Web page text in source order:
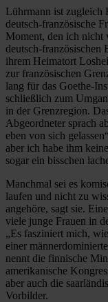
Lührmann ist zugleich
deutsch-französische
Moment, den ich nicht
deutsch-französischen
ihrem Heimatort
zur französischen
lang für das Goethe-
schließlich zum
in der Grenzregion.
Abgeordneter sprach
eben von sich
aber ich habe ihm
sogar ein bisschen
Manchmal sei es
laufen und nicht zu
angehöre, sagt sie.
viele junge Frauen in
„Es fasziniert mich,
einer
nennt die finnische
amerikanische
aber auch die
Vorbilder.